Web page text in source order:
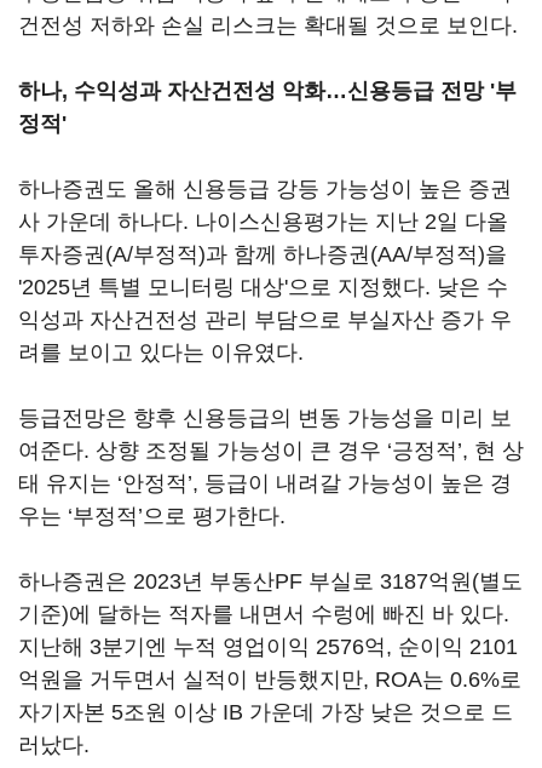
건전성 저하와 손실 리스크는 확대될 것으로 보인다.
하나, 수익성과 자산건전성 악화…신용등급 전망 '부
정적'
하나증권도 올해 신용등급 강등 가능성이 높은 증권
사 가운데 하나다. 나이스신용평가는 지난 2일 다올
투자증권(A/부정적)과 함께 하나증권(AA/부정적)을
'2025년 특별 모니터링 대상'으로 지정했다. 낮은 수
익성과 자산건전성 관리 부담으로 부실자산 증가 우
려를 보이고 있다는 이유였다.
등급전망은 향후 신용등급의 변동 가능성을 미리 보
여준다. 상향 조정될 가능성이 큰 경우 ‘긍정적’, 현 상
태 유지는 ‘안정적’, 등급이 내려갈 가능성이 높은 경
우는 ‘부정적’으로 평가한다.
하나증권은 2023년 부동산PF 부실로 3187억원(별도
기준)에 달하는 적자를 내면서 수렁에 빠진 바 있다.
지난해 3분기엔 누적 영업이익 2576억, 순이익 2101
억원을 거두면서 실적이 반등했지만, ROA는 0.6%로
자기자본 5조원 이상 IB 가운데 가장 낮은 것으로 드
러났다.